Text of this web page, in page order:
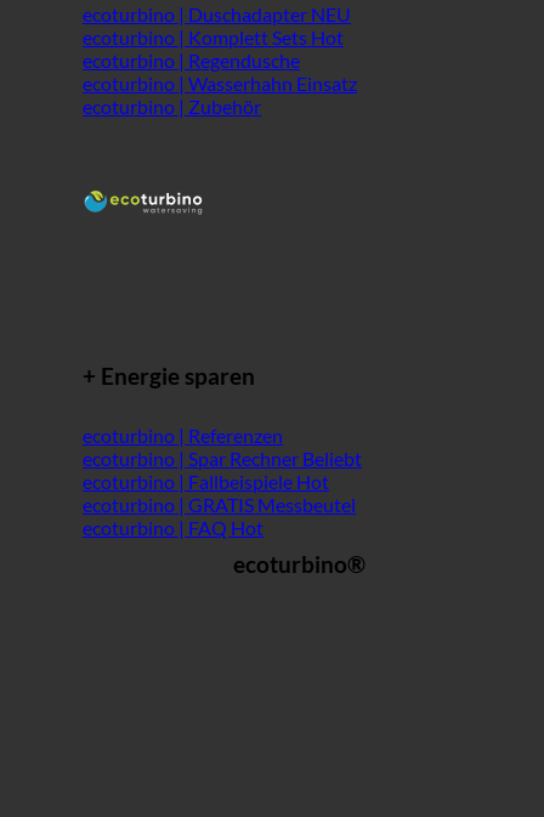
ecoturbino | Duschadapter
ecoturbino | Komplett Sets
ecoturbino | Regendusche
ecoturbino | Wasserhahn Einsatz
ecoturbino | Zubehör
+ Energie sparen
ecoturbino | Referenzen
ecoturbino | Spar Rechner
ecoturbino | Fallbeispiele
ecoturbino | GRATIS Messbeutel
ecoturbino | FAQ
ecoturbino®